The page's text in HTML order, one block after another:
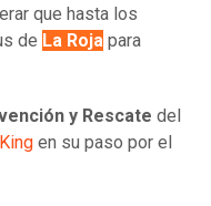
que hasta los
de La Roja para
y Rescate del
en su paso por el